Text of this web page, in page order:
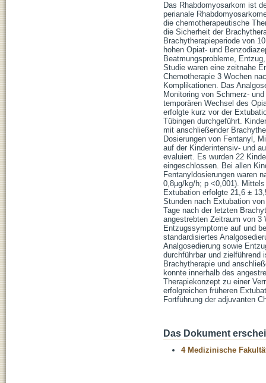
Das Rhabdomyosarkom ist
perianale
die chemotherapeutische
die Sicherheit der
Brachytherapieperiode von
hohen Opiat- und
Beatmungsprobleme,
Studie waren eine zeitnahe
Chemotherapie 3 Wochen
Komplikationen. Das
Monitoring von Schmerz-
temporären Wechsel des
erfolgte kurz vor der
Tübingen durchgeführt.
mit anschließender
Dosierungen von Fentanyl,
auf der Kinderintensiv- und
evaluiert. Es wurden 22
eingeschlossen. Bei allen
Fentanyldosierungen waren
0,8µg/kg/h; p <0,001).
Extubation erfolgte 21,6 ±
Stunden nach Extubation
Tage nach der letzten
angestrebten Zeitraum von 3
Entzugssymptome auf und
standardisiertes
Analgosedierung sowie
durchführbar und zielführend
Brachytherapie und
konnte innerhalb des
Therapiekonzept zu einer
erfolgreichen früheren
Fortführung der adjuvanten
Das Dokument
4 Medizinische